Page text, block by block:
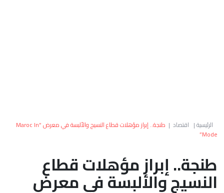
العالم
الصحراء
الرئيسية| اقتصاد |
طنجة.. إبراز مؤهلات قطاع النسيج والألبسة في معرض “Maroc In
Mode”
طنجة.. إبراز مؤهلات قطاع
النسيج والألبسة في معرض